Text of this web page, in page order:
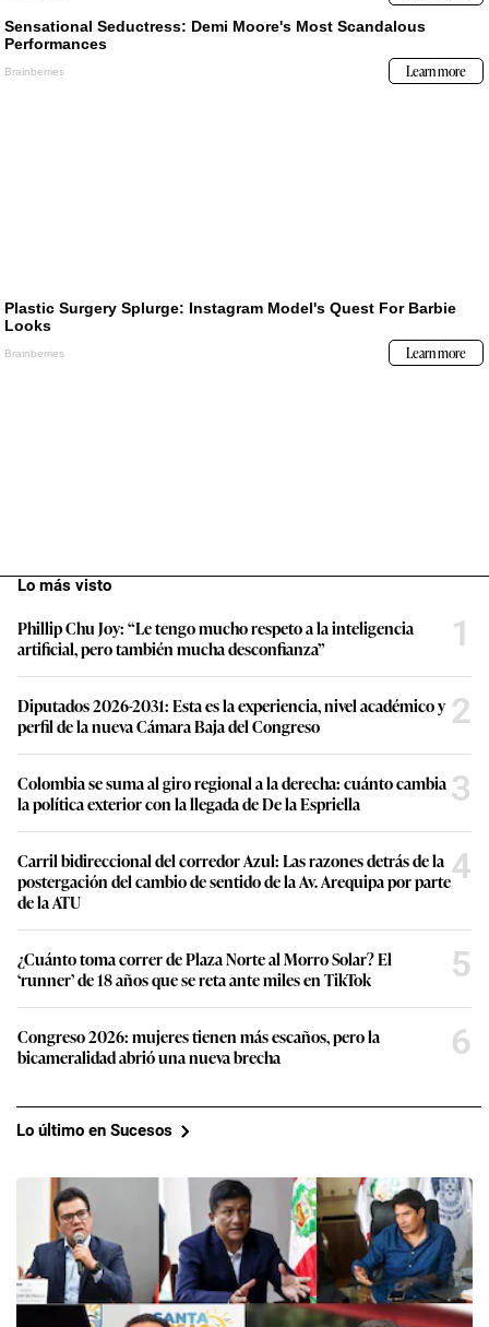
Lo más visto
Phillip Chu Joy: “Le tengo mucho respeto a la inteligencia
artificial, pero también mucha desconfianza”
1
Diputados 2026-2031: Esta es la experiencia, nivel académico y
perfil de la nueva Cámara Baja del Congreso
2
Colombia se suma al giro regional a la derecha: cuánto cambia
la política exterior con la llegada de De la Espriella
3
Carril bidireccional del corredor Azul: Las razones detrás de la
postergación del cambio de sentido de la Av. Arequipa por parte
de la ATU
4
¿Cuánto toma correr de Plaza Norte al Morro Solar? El
‘runner’ de 18 años que se reta ante miles en TikTok
5
Congreso 2026: mujeres tienen más escaños, pero la
bicameralidad abrió una nueva brecha
6
Lo último en Sucesos